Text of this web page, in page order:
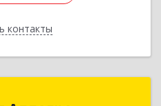
контакты